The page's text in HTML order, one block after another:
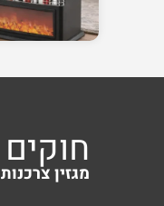
חוקים
מגזין צרכנות